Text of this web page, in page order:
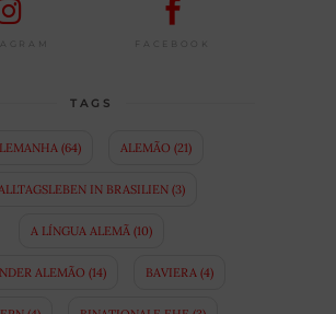
FACEBOOK
TAGS
(64) ALEMÃO (21)
IN BRASILIEN(3)
A LÍNGUA ALEMÃ(10)
ALEMÃO (14) BAVIERA (4)